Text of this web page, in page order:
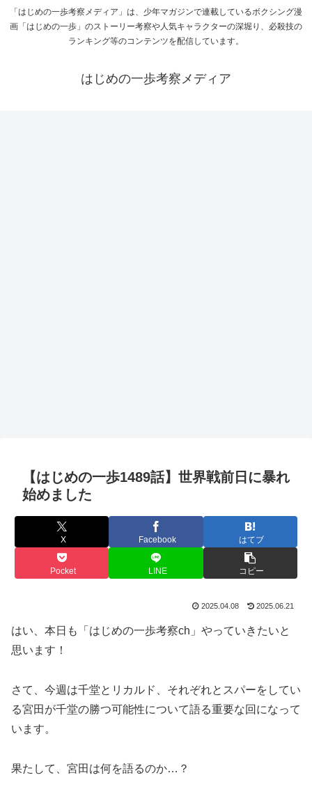
「はじめの一歩考察メディア」は、少年マガジンで連載しているボクシング漫
画「はじめの一歩」のストーリー考察や人気キャラクターの深堀り、必殺技の
ランキング等のコンテンツを配信しています。
はじめの一歩考察メディア
【はじめの一歩1489話】世界戦前日に暴れ
始めました
X Facebook はてブ
Pocket LINE コピー
2025.04.08 2025.06.21
はい、本日も「はじめの一歩考察ch」やっていきたいと
思います！
さて、今週は千堂とリカルド、それぞれとスパーをしてい
る宮田が千堂の勝つ可能性について語る重要な回になって
います。
果たして、宮田は何を語るのか…？